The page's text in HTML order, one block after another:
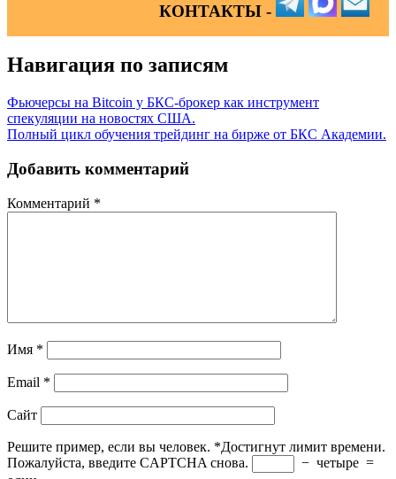
КОНТАКТЫ -
Навигация по записям
Фьючерсы на Bitcoin у БКС-брокер как инструмент
спекуляции на новостях США.
Полный цикл обучения трейдинг на бирже от БКС Академии.
Добавить комментарий
Комментарий *
Имя *
Email *
Сайт
Решите пример, если вы человек. *Достигнут лимит времени.
Пожалуйста, введите CAPTCHA снова.
− четыре =